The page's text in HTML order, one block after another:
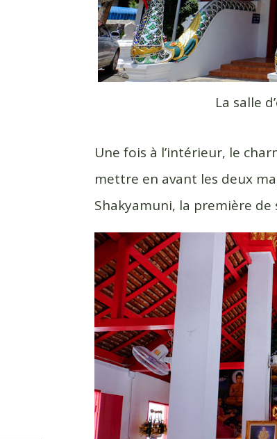
La salle
Une fois à l’intérieur, le
mettre en avant les deux
Shakyamuni, la première